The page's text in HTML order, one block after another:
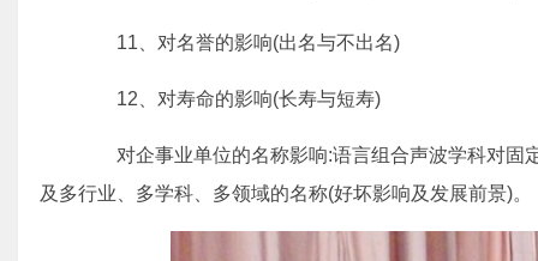
11、对名誉的影响(出名与不出名)
12、对寿命的影响(长寿与短寿)
对企事业单位的名称影响:语言组合声波学科对固
及多行业、多学科、多领域的名称(好坏影响及发展前景)。